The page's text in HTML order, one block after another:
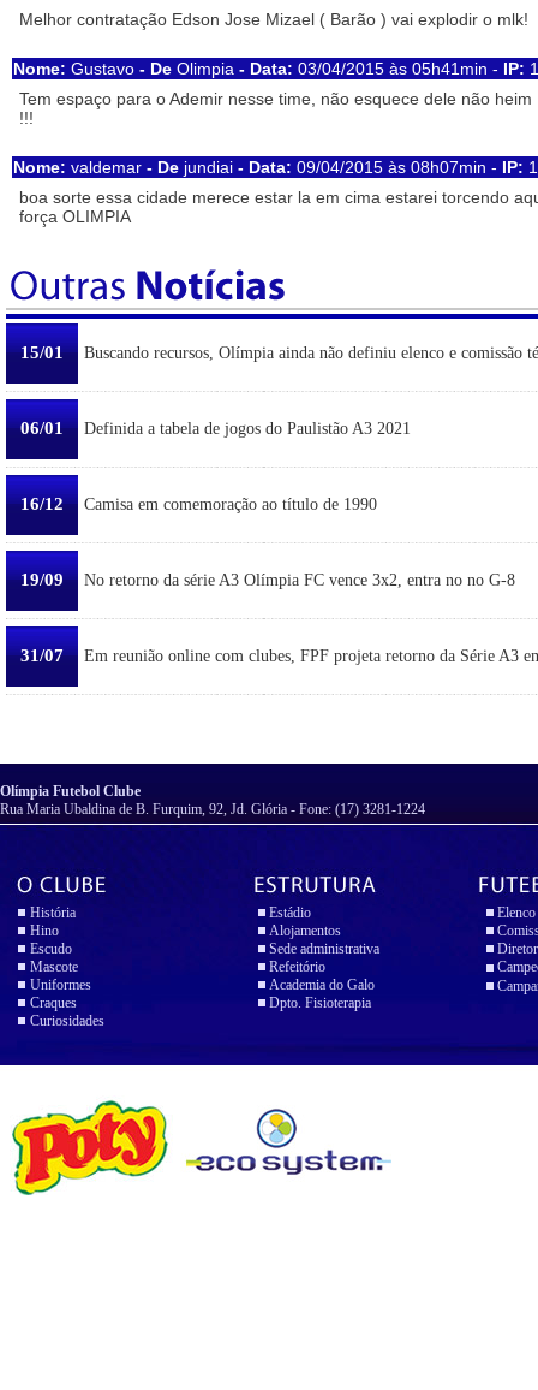
Melhor contratação Edson Jose Mizael ( Barão ) vai explodir o mlk!
Nome: Gustavo - De Olimpia - Data: 03/04/2015 às 05h41min - IP:
Tem espaço para o Ademir nesse time, não esquece dele não
!!!
Nome: valdemar - De jundiai - Data: 09/04/2015 às 08h07min - IP:
boa sorte essa cidade merece estar la em cima estarei torcendo
força OLIMPIA
15/01 Buscando recursos, Olímpia ainda não definiu elenco e comissão
06/01 Definida a tabela de jogos do Paulistão A3 2021
16/12 Camisa em comemoração ao título de 1990
19/09 No retorno da série A3 Olímpia FC vence 3x2, entra no no G-8
31/07 Em reunião online com clubes, FPF projeta retorno da Série A3
Olímpia Futebol Clube
Rua Maria Ubaldina de B. Furquim, 92, Jd. Glória - Fone: (17) 3281-1224
História
Hino
Escudo
Mascote
Uniformes
Craques
Curiosidades
Estádio
Alojamentos
Sede administrativa
Refeitório
Academia do Galo
Dpto. Fisioterapia
Elenco